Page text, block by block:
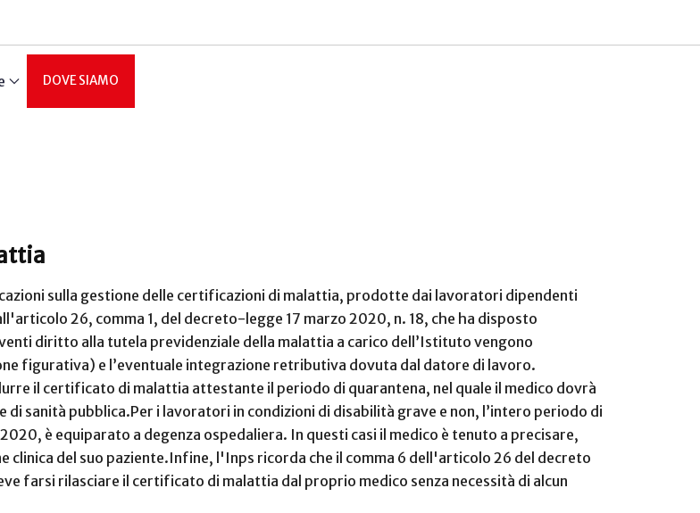
DOVE SIAMO
sulla gestione delle certificazioni di malattia, prodotte dai lavoratori dipendenti
26, comma 1, del decreto-legge 17 marzo 2020, n. 18, che ha disposto
diritto alla tutela previdenziale della malattia a carico dell’Istituto vengono
figurativa) e l’eventuale integrazione retributiva dovuta dal datore di lavoro.
il certificato di malattia attestante il periodo di quarantena, nel quale il medico dovrà
di sanità pubblica.Per i lavoratori in condizioni di disabilità grave e non, l’intero periodo di
è equiparato a degenza ospedaliera. In questi casi il medico è tenuto a precisare,
clinica del suo paziente.Infine, l'Inps ricorda che il comma 6 dell'articolo 26 del decreto
farsi rilasciare il certificato di malattia dal proprio medico senza necessità di alcun